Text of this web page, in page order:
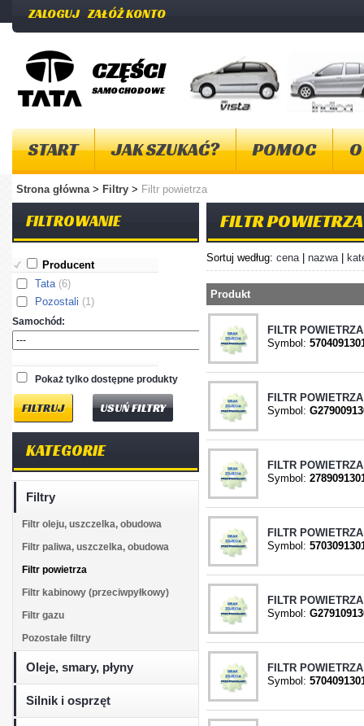
ZALOGUJ ZAŁÓŻ KONTO
CZĘŚCI
SAMOCHODOWE
START JAK SZUKAĆ? POMOC
Strona główna> Filtry > Filtr powietrza
FILTROWANIE
Producent
Tata(6)
Pozostali (1)
Samochód:
Pokaż tylko dostępne produkty
USUŃ FILTRY
KATEGORIE
Filtry
Filtr oleju, uszczelka, obudowa
Filtr paliwa, uszczelka, obudowa
Filtr powietrza
Filtr kabinowy (przeciwpyłkowy)
Filtr gazu
Pozostałe filtry
Oleje, smary, płyny
Silnik i osprzęt
FILTR POWIETRZA
Sortuj według: cena| nazwa|
Produkt
FILTR
Symbol:
FILTR
Symbol:
FILTR
Symbol:
FILTR
Symbol:
FILTR
Symbol:
FILTR
Symbol: